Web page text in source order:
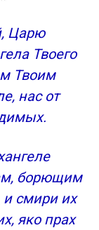
врагов
день
Царю
Твоего
Твоим
нас от
борющим
и смири их
яко прах